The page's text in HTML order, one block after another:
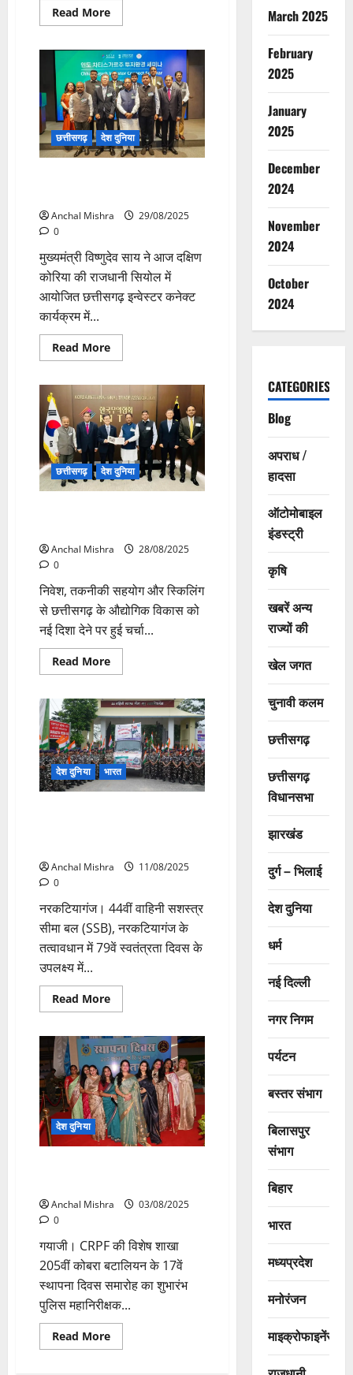
Read MoreRead
more
डॉ.
यादव
ने
भारत
द्वारा
महिला
विश्व
कप
क्रिकेट
फाइनल
छत्तीसगढ़ देश दुनिया
Anchal Mishra
29/08/2025
0
मुख्यमंत्री विष्णुदेव साय ने आज दक्षिण
कोरिया की राजधानी सियोल में
आयोजित छत्तीसगढ़ इन्वेस्टर कनेक्ट
कार्यक्रम में...
Read MoreRead
more
दक्षिण
कोरिया
को
छत्तीसगढ़
में
निवेश
के
लिए
किया
छत्तीसगढ़ देश दुनिया
Anchal Mishra
28/08/2025
0
निवेश, तकनीकी सहयोग और स्किलिंग
से छत्तीसगढ़ के औद्योगिक विकास को
नई दिशा देने पर हुई चर्चा...
Read MoreRead
more
कोरिया
के
KITAसे
मुख्यमंत्री
विष्णुदेव
साय
की
सार्थक
मुलाकात
देश दुनिया भारत
Anchal Mishra
11/08/2025
0
नरकटियागंज। 44वीं वाहिनी सशस्त्र
सीमा बल (SSB), नरकटियागंज के
तत्वावधान में 79वें स्वतंत्रता दिवस के
उपलक्ष्य में...
Read MoreRead
more
वाहिनी
एसएसबी
द्वारा
हर
घर
तिरंगा
अभियान
के
तहत
पैदल
देश दुनिया
Anchal Mishra
03/08/2025
0
गयाजी। CRPF की विशेष शाखा
205वीं कोबरा बटालियन के 17वें
स्थापना दिवस समारोह का शुभारंभ
पुलिस महानिरीक्षक...
Read MoreRead
more
March 2025
February
2025
January
2025
December
2024
November
2024
October
2024
CATEGORIES
Blog
अपराध /
हादसा
ऑटोमोबाइल
इंडस्ट्री
कृषि
खबरें अन्य
राज्यों की
खेल जगत
चुनावी कलम
छत्तीसगढ़
छत्तीसगढ़
विधानसभा
झारखंड
दुर्ग – भिलाई
देश दुनिया
धर्म
नई दिल्ली
नगर निगम
पर्यटन
बस्तर संभाग
बिलासपुर
संभाग
बिहार
भारत
मध्यप्रदेश
मनोरंजन
माइक्रोफाइनेंस